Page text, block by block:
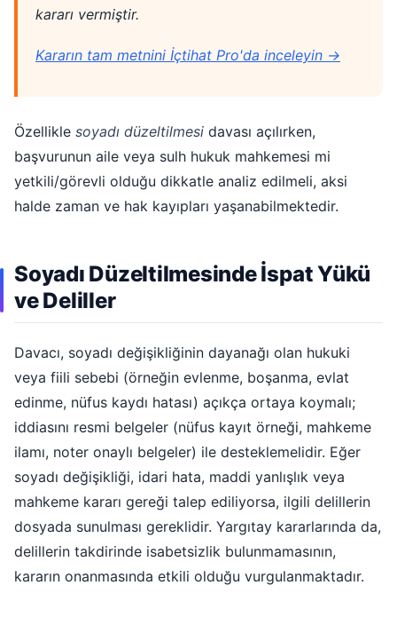
kararı vermiştir.
Kararın tam metnini İçtihat Pro'da inceleyin →
Özellikle soyadı düzeltilmesi davası açılırken,
başvurunun aile veya sulh hukuk mahkemesi mi
yetkili/görevli olduğu dikkatle analiz edilmeli, aksi
halde zaman ve hak kayıpları yaşanabilmektedir.
Soyadı Düzeltilmesinde İspat Yükü
ve Deliller
Davacı, soyadı değişikliğinin dayanağı olan hukuki
veya fiili sebebi (örneğin evlenme, boşanma, evlat
edinme, nüfus kaydı hatası) açıkça ortaya koymalı;
iddiasını resmi belgeler (nüfus kayıt örneği, mahkeme
ilamı, noter onaylı belgeler) ile desteklemelidir. Eğer
soyadı değişikliği, idari hata, maddi yanlışlık veya
mahkeme kararı gereği talep ediliyorsa, ilgili delillerin
dosyada sunulması gereklidir. Yargıtay kararlarında da,
delillerin takdirinde isabetsizlik bulunmamasının,
kararın onanmasında etkili olduğu vurgulanmaktadır.